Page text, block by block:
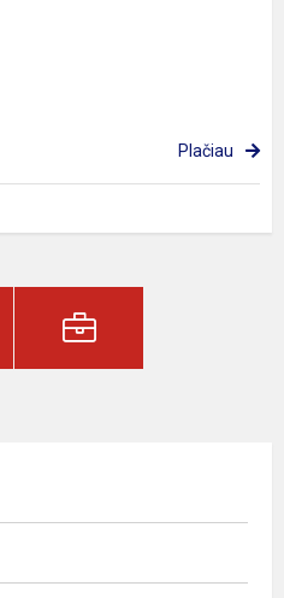
Plačiau